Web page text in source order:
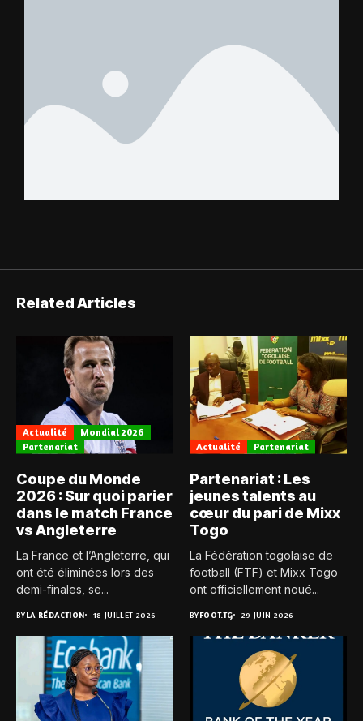
Related Articles
Actualité
Mondial 2026
Partenariat
Coupe du Monde
2026 : Sur quoi parier
dans le match France
vs Angleterre
La France et l’Angleterre, qui
ont été éliminées lors des
demi-finales, se...
BYLA RÉDACTION 18 JUILLET 2026
Actualité Partenariat
Partenariat : Les
jeunes talents au
cœur du pari de Mixx
Togo
La Fédération togolaise de
football (FTF) et Mixx Togo
ont officiellement noué...
BYFOOT.TG 29 JUIN 2026